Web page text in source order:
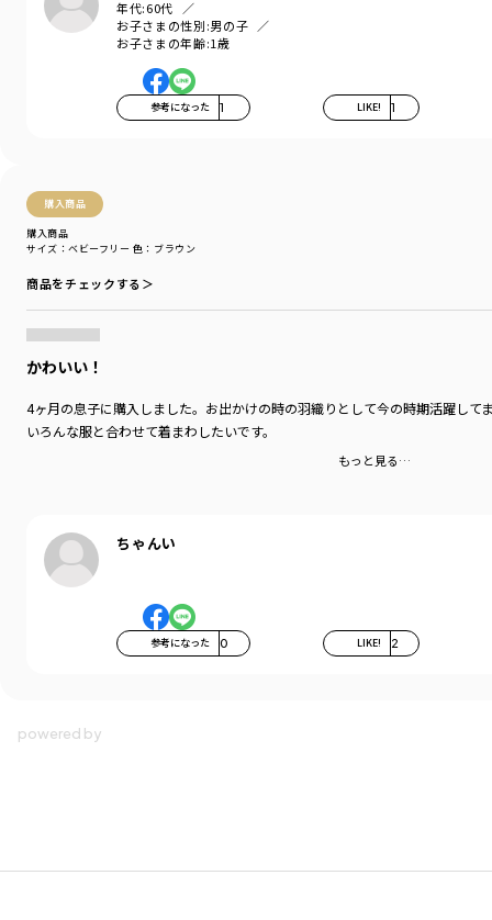
年代:60代
お子さまの性別:男の子
お子さまの年齢:1歳
参考になった 1 LIKE! 1
購入商品
購入商品
サイズ：ベビーフリー 色：ブラウン
商品をチェックする＞
かわいい！
4ヶ月の息子に購入しました。お出かけの時の羽織りとして今の時期活躍して
いろんな服と合わせて着まわしたいです。
もっと見る…
ちゃんい
参考になった 0 LIKE! 2
【ミッフィー70周年】
2025年は、ミッフィー誕生70周年です。
1955年に誕生してから、世界中で世代を超えて
愛され続けるミッフィー。
にもおすすめです。
透け感：なし
着用イメージ/カラー：ブラウン
サイズ：サイズFree
性別タイプ
／ BABY
商品番号